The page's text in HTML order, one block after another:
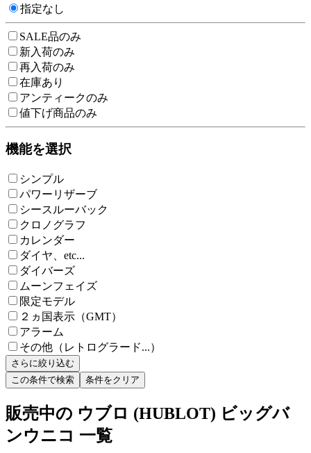
指定なし
SALE品のみ
新入荷のみ
再入荷のみ
在庫あり
アンティークのみ
値下げ商品のみ
機能を選択
シンプル
パワーリザーブ
シースルーバック
クロノグラフ
カレンダー
ダイヤ、etc...
ダイバーズ
ムーンフェイズ
限定モデル
２ヵ国表示（GMT）
アラーム
その他（レトログラード...）
さらに絞り込む
この条件で検索
条件をクリア
販売中の ウブロ (HUBLOT) ビッグバ
ンウニコ 一覧